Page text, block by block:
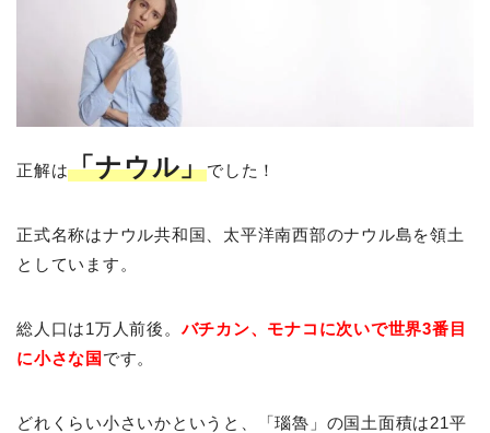
正解は「ナウル」でした！
正式名称はナウル共和国、太平洋南西部のナウル島を領土
としています。
総人口は1万人前後。バチカン、モナコに次いで世界3番目
に小さな国 です。
どれくらい小さいかというと、「瑙魯」の国土面積は21平